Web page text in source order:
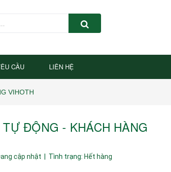
CẦU LIÊN HỆ
VIHOTH
ĐỘNG - KHÁCH HÀNG
cập nhật | Tình trạng: Hết hàng